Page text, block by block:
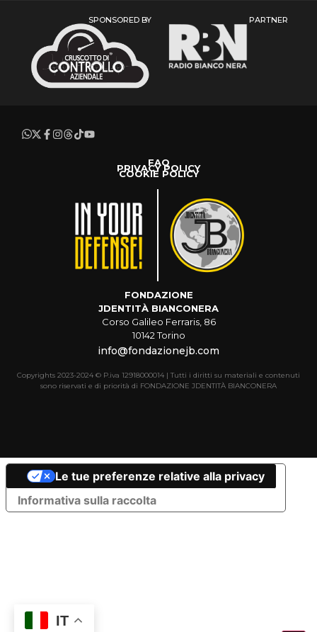
SPONSORED BY PARTNER
FAQ
PRIVACY POLICY
COOKIE POLICY
FONDAZIONE
JDENTITÀ BIANCONERA
Corso Galileo Ferraris, 86
10142 Torino
info@fondazionejb.com
Copyrights 2023-2024 © P.iva 12918000014 | Tutti i diritti su materiali e contenuti
sono riservati e di priorità di FONDAZIONE JDENTITÀ BIANCONERA
IT
Informativa sulla raccolta
Le tue preferenze relative alla privacy